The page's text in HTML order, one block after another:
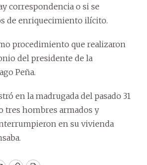
correspondencia o si se
de enriquecimiento ilícito.
procedimiento que realizaron
del presidente de la
Peña.
en la madrugada del pasado 31
tres hombres armados y
en su vivienda